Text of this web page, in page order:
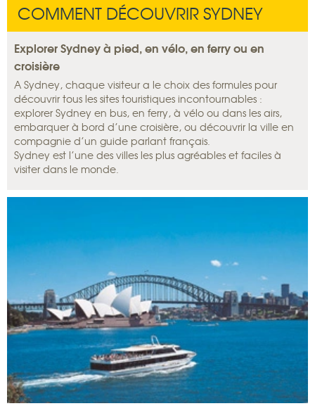
COMMENT DÉCOUVRIR SYDNEY
Explorer Sydney à pied, en vélo, en ferry ou en
croisière
A Sydney, chaque visiteur a le choix des formules pour
découvrir tous les sites touristiques incontournables :
explorer Sydney en bus, en ferry, à vélo ou dans les airs,
embarquer à bord d’une croisière, ou découvrir la ville en
compagnie d’un guide parlant français.
Sydney est l’une des villes les plus agréables et faciles à
visiter dans le monde.